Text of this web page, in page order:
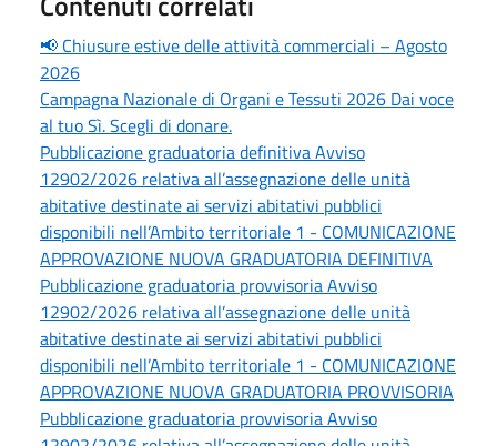
📢 Chiusure estive delle attività commerciali – Agosto
2026
Campagna Nazionale di Organi e Tessuti 2026 Dai voce
al tuo Sì. Scegli di donare.
Pubblicazione graduatoria definitiva Avviso
12902/2026 relativa all’assegnazione delle unità
abitative destinate ai servizi abitativi pubblici
disponibili nell’Ambito territoriale 1 - COMUNICAZIONE
APPROVAZIONE NUOVA GRADUATORIA DEFINITIVA
Pubblicazione graduatoria provvisoria Avviso
12902/2026 relativa all’assegnazione delle unità
abitative destinate ai servizi abitativi pubblici
disponibili nell’Ambito territoriale 1 - COMUNICAZIONE
APPROVAZIONE NUOVA GRADUATORIA PROVVISORIA
Pubblicazione graduatoria provvisoria Avviso